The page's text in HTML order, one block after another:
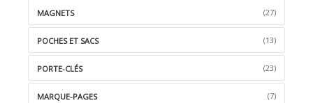
MAGNETS (27)
POCHES ET SACS (13)
PORTE-CLÉS (23)
MARQUE-PAGES (7)